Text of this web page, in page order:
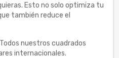
Esto no solo optimiza tu
también reduce el
Todos nuestros cuadrados
internacionales.